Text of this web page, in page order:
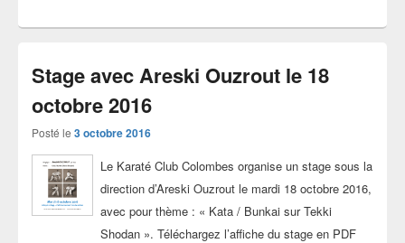
Stage avec Areski Ouzrout le 18
octobre 2016
Posté le 3 octobre 2016
Le Karaté Club Colombes organise un stage sous la
direction d’Areski Ouzrout le mardi 18 octobre 2016,
avec pour thème : « Kata / Bunkai sur Tekki
Shodan ». Téléchargez l’affiche du stage en PDF